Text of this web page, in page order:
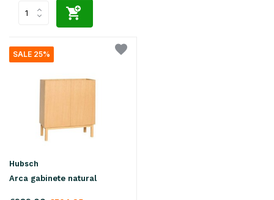
SALE 25%
Hubsch
Arca gabinete natural